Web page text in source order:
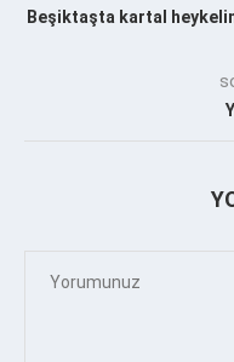
Beşiktaşta kartal